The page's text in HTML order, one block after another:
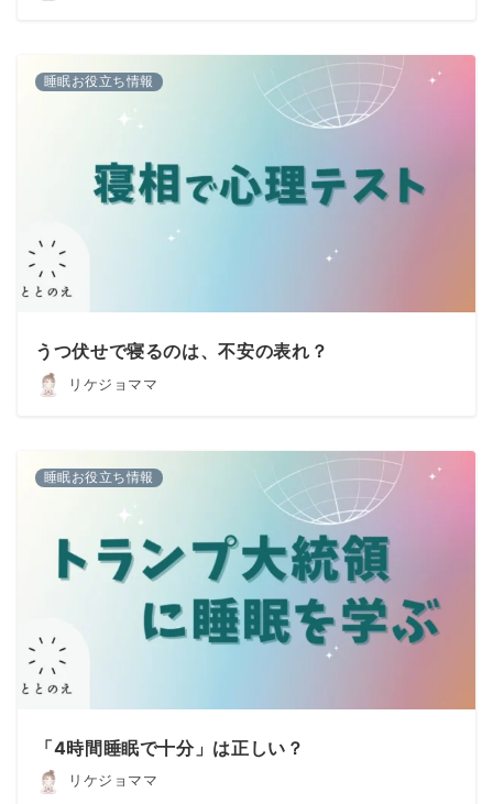
睡眠お役立ち情報
うつ伏せで寝るのは、不安の表れ？
リケジョママ
睡眠お役立ち情報
「4時間睡眠で十分」は正しい？
リケジョママ